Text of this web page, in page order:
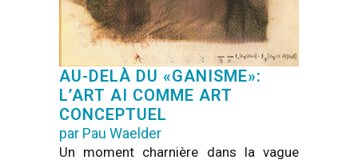
AU-DELÀ DU «GANISME»:
L’ART AI COMME ART
CONCEPTUEL
par Pau Waelder
Un moment charnière dans la vague